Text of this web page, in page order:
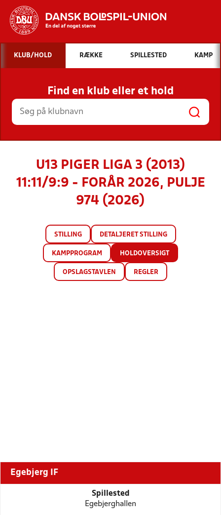
Hvad vil du søge efter?
INDHOLD OG NYHEDER
STILLINGER, RESULTATER, KLUBBER OG
HOLD
KLUB/HOLD RÆKKE SPILLESTED KAMP
Find en klub eller et hold
U13 PIGER LIGA 3 (2013)
11:11/9:9 - FORÅR 2026, PULJE
974 (2026)
STILLING DETALJERET STILLING
KAMPPROGRAM HOLDOVERSIGT
OPSLAGSTAVLEN REGLER
Egebjerg IF
Spillested
Egebjerghallen